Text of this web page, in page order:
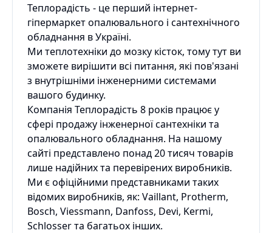
Теплорадість - це перший інтернет-
гіпермаркет опалювального і сантехнічного
обладнання в Україні.
Ми теплотехніки до мозку кісток, тому тут ви
зможете вирішити всі питання, які пов'язані
з внутрішніми інженерними системами
вашого будинку.
Компанія Теплорадість 8 років працює у
сфері продажу інженерної сантехніки та
опалювального обладнання. На нашому
сайті представлено понад 20 тисяч товарів
лише надійних та перевірених виробників.
Ми є офіційними представниками таких
відомих виробників, як: Vaillant, Protherm,
Bosch, Viessmann, Danfoss, Devi, Kermi,
Schlosser та багатьох інших.